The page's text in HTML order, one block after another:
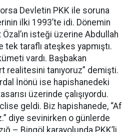
Devletin PKK ile soruna
ilki 1993’te idi. Dönemin
isteği üzerine Abdullah
tek taraflı ateşkes yapmıştı.
vardı. Başbakan
realitesini tanıyoruz” demişti.
İnönü ise hapishanedeki
üzerinde çalışıyordu.
geldi. Biz hapishanede, “Af
diye sevinirken o günlerde
– Bingöl karayolunda PKK’li